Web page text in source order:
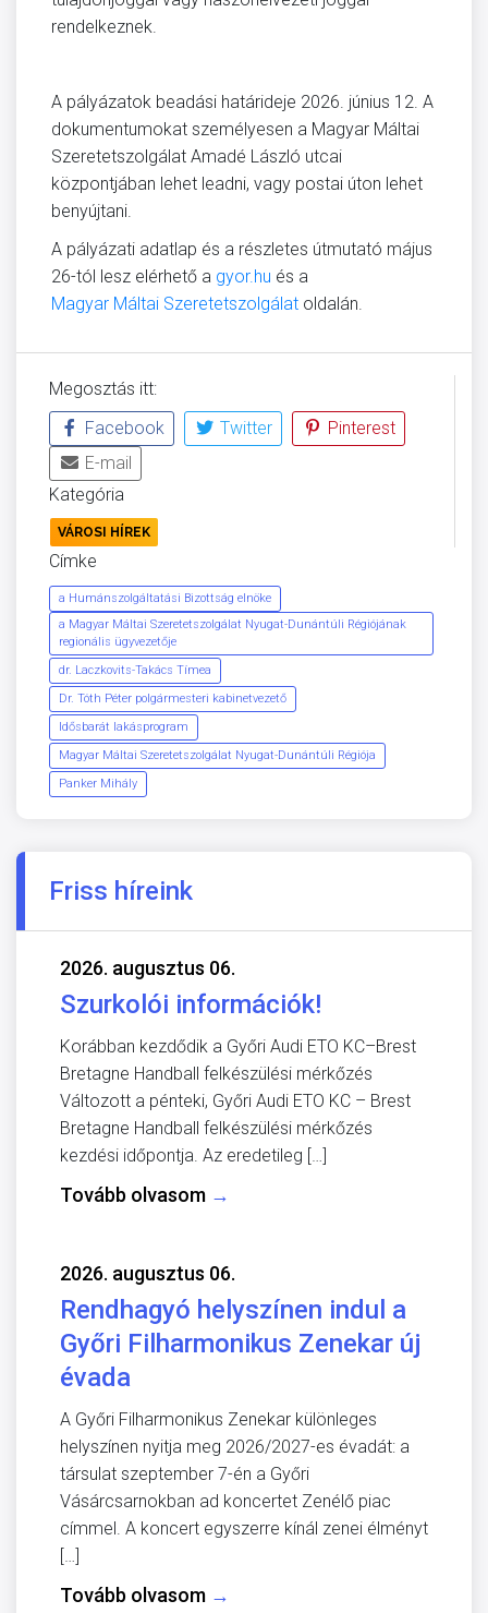
rendelkeznek.
A pályázatok beadási határideje 2026. június 12. A
dokumentumokat személyesen a Magyar Máltai
Szeretetszolgálat Amadé László utcai
központjában lehet leadni, vagy postai úton lehet
benyújtani.
A pályázati adatlap és a részletes útmutató május
26-tól lesz elérhető a gyor.hu és a
Magyar Máltai Szeretetszolgálat oldalán.
Megosztás itt:
Facebook
Twitter
Pinterest
E-mail
Kategória
VÁROSI HÍREK
Címke
a Humánszolgáltatási Bizottság elnöke
a Magyar Máltai Szeretetszolgálat Nyugat-Dunántúli Régiójának
regionális ügyvezetője
dr. Laczkovits-Takács Tímea
Dr. Tóth Péter polgármesteri kabinetvezető
Idősbarát lakásprogram
Magyar Máltai Szeretetszolgálat Nyugat-Dunántúli Régiója
Panker Mihály
Friss híreink
2026. augusztus 06.
Szurkolói információk!
Korábban kezdődik a Győri Audi ETO KC–Brest
Bretagne Handball felkészülési mérkőzés
Változott a pénteki, Győri Audi ETO KC – Brest
Bretagne Handball felkészülési mérkőzés
kezdési időpontja. Az eredetileg […]
Tovább olvasom →
2026. augusztus 06.
Rendhagyó helyszínen indul a
Győri Filharmonikus Zenekar új
évada
A Győri Filharmonikus Zenekar különleges
helyszínen nyitja meg 2026/2027-es évadát: a
társulat szeptember 7-én a Győri
Vásárcsarnokban ad koncertet Zenélő piac
címmel. A koncert egyszerre kínál zenei élményt
[…]
Tovább olvasom →